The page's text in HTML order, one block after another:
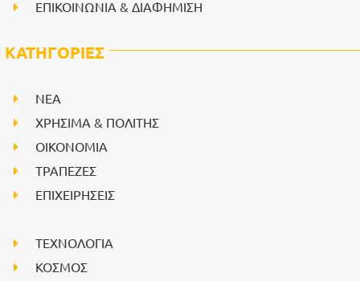
ΕΠΙΚΟΙΝΩΝΙΑ & ΔΙΑΦΗΜΙΣΗ
ΚΑΤΗΓΟΡΙΕΣ
NEA
ΧΡΗΣΙΜΑ & ΠΟΛΙΤΗΣ
ΟΙΚΟΝΟΜΙΑ
ΤΡΑΠΕΖΕΣ
ΕΠΙΧΕΙΡΗΣΕΙΣ
ΤΕΧΝΟΛΟΓΙΑ
ΚΟΣΜΟΣ